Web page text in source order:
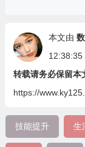
本文由
12:38:35
转载请务必保留本
https://
技能提升 生